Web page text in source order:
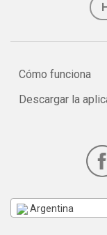
Cómo funciona
Descargar la
Argentina